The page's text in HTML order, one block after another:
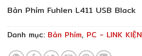
Bàn Phím Fuhlen L411 USB Black
Danh mục: Bàn Phím, PC - LINK KIỆN